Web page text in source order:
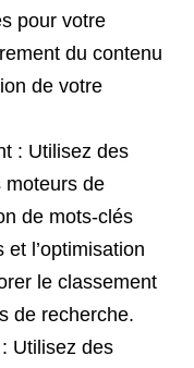
pour votre
du contenu
de votre
: Utilisez des
moteurs de
de mots-clés
l’optimisation
le classement
de recherche.
Utilisez des